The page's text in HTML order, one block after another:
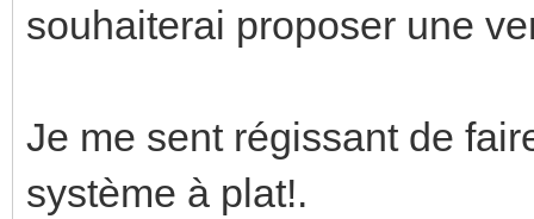
souhaiterai proposer une
Je me sent régissant de
système à plat!.